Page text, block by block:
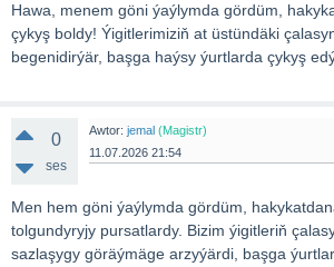
Hawa, menem göni ýaýlymda gördüm,
çykyş boldy! Ýigitlerimiziň at üstündäki
begenidirýär, başga haýsy ýurtlarda çykyş
0
ses
Awtor: jemal (Magistr)
11.07.2026 21:54
Men hem göni ýaýlymda gördüm,
tolgundyryjy pursatlardy. Bizim ýigitleriň
sazlaşygy göräýmäge arzyýärdi, başga